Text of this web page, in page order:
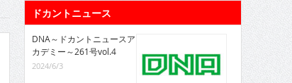
ドカントニュース
DNA～ドカントニュースア
カデミー～261号vol.4
2024/6/3